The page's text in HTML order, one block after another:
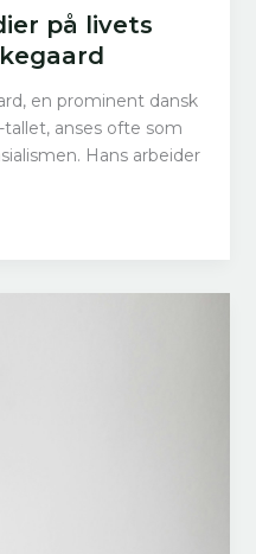
på livets
en prominent dansk
anses ofte som
Hans arbeider